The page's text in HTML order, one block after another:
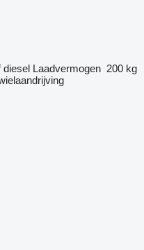
diesel Laadvermogen 200 kg